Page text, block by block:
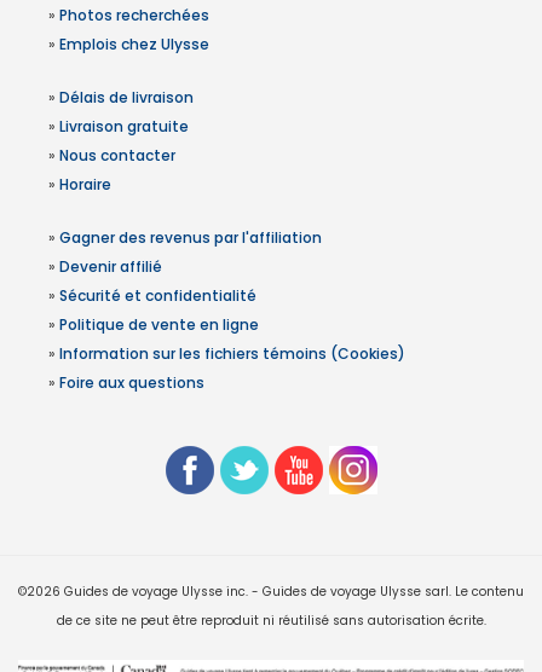
» Photos recherchées
» Emplois chez Ulysse
» Délais de livraison
» Livraison gratuite
» Nous contacter
» Horaire
» Gagner des revenus par l'affiliation
» Devenir affilié
» Sécurité et confidentialité
» Politique de vente en ligne
» Information sur les fichiers témoins (Cookies)
» Foire aux questions
©2026 Guides de voyage Ulysse inc. - Guides de voyage Ulysse sarl. Le contenu
de ce site ne peut être reproduit ni réutilisé sans autorisation écrite.